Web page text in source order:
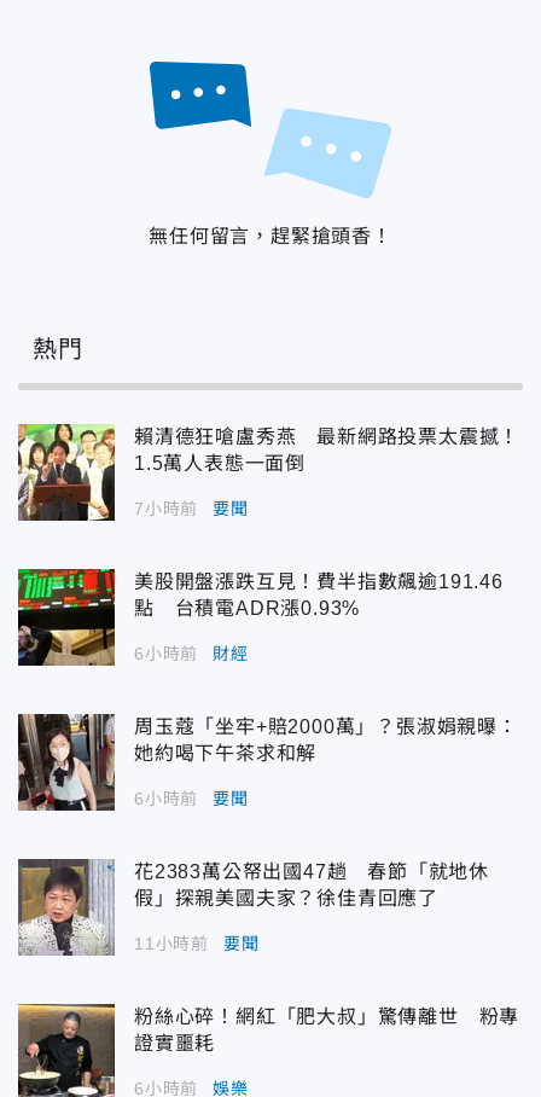
無任何留言，趕緊搶頭香！
熱門
賴清德狂嗆盧秀燕 最新網路投票太震撼！
1.5萬人表態一面倒
7小時前 要聞
美股開盤漲跌互見！費半指數飆逾191.46
點 台積電ADR漲0.93%
6小時前 財經
周玉蔻「坐牢+賠2000萬」？張淑娟親曝：
她約喝下午茶求和解
6小時前 要聞
花2383萬公帑出國47趟 春節「就地休
假」探親美國夫家？徐佳青回應了
11小時前 要聞
粉絲心碎！網紅「肥大叔」驚傳離世 粉專
證實噩耗
6小時前 娛樂